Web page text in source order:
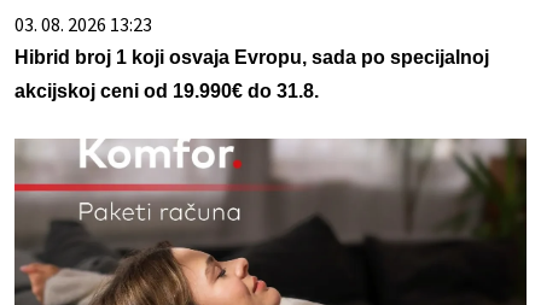
03. 08. 2026 13:23
Hibrid broj 1 koji osvaja Evropu, sada po specijalnoj
akcijskoj ceni od 19.990€ do 31.8.